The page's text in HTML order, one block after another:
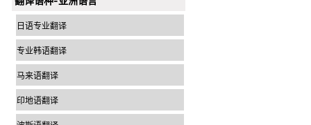
日语专业翻译
专业韩语翻译
马来语翻译
印地语翻译